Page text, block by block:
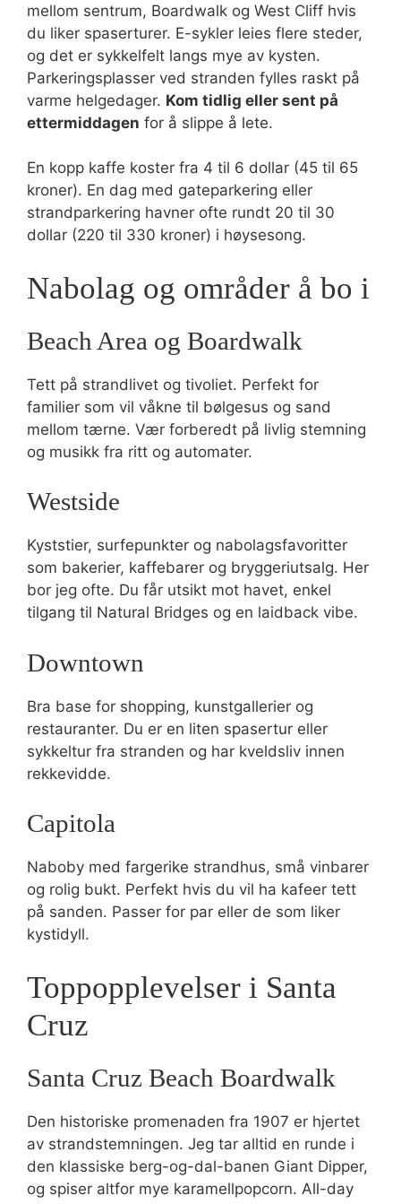
mellom sentrum, Boardwalk og West Cliff hvis
du liker spaserturer. E-sykler leies flere steder,
og det er sykkelfelt langs mye av kysten.
Parkeringsplasser ved stranden fylles raskt på
varme helgedager. Kom tidlig eller sent på
ettermiddagen for å slippe å lete.
En kopp kaffe koster fra 4 til 6 dollar (45 til 65
kroner). En dag med gateparkering eller
strandparkering havner ofte rundt 20 til 30
dollar (220 til 330 kroner) i høysesong.
Nabolag og områder å bo i
Beach Area og Boardwalk
Tett på strandlivet og tivoliet. Perfekt for
familier som vil våkne til bølgesus og sand
mellom tærne. Vær forberedt på livlig stemning
og musikk fra ritt og automater.
Westside
Kyststier, surfepunkter og nabolagsfavoritter
som bakerier, kaffebarer og bryggeriutsalg. Her
bor jeg ofte. Du får utsikt mot havet, enkel
tilgang til Natural Bridges og en laidback vibe.
Downtown
Bra base for shopping, kunstgallerier og
restauranter. Du er en liten spasertur eller
sykkeltur fra stranden og har kveldsliv innen
rekkevidde.
Capitola
Naboby med fargerike strandhus, små vinbarer
og rolig bukt. Perfekt hvis du vil ha kafeer tett
på sanden. Passer for par eller de som liker
kystidyll.
Toppopplevelser i Santa
Cruz
Santa Cruz Beach Boardwalk
Den historiske promenaden fra 1907 er hjertet
av strandstemningen. Jeg tar alltid en runde i
den klassiske berg-og-dal-banen Giant Dipper,
og spiser altfor mye karamellpopcorn. All-day